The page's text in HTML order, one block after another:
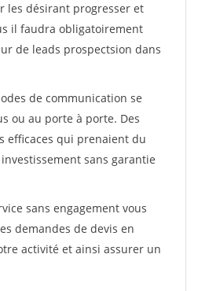
les désirant progresser et
il faudra obligatoirement
de leads prospectsion dans
de communication se
ou au porte à porte. Des
efficaces qui prenaient du
sans garantie
sans engagement vous
demandes de devis en
activité et ainsi assurer un